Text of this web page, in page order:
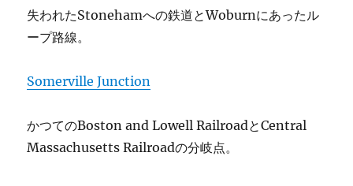
失われたStonehamへの鉄道とWoburnにあったル
ープ路線。
Somerville Junction
かつてのBoston and Lowell RailroadとCentral
Massachusetts Railroadの分岐点。